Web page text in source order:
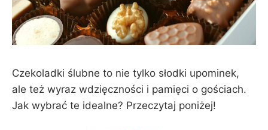
Czekoladki ślubne to nie tylko słodki upominek,
ale też wyraz wdzięczności i pamięci o gościach.
Jak wybrać te idealne? Przeczytaj poniżej!